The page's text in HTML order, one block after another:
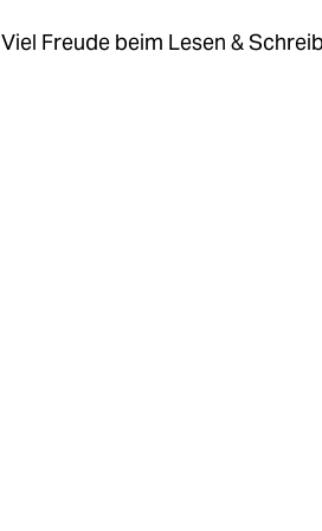
Viel Freude beim Lesen &